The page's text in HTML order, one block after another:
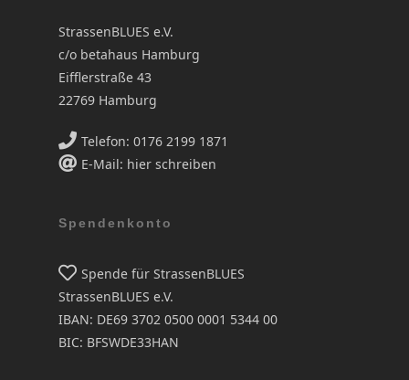
StrassenBLUES e.V.
c/o betahaus Hamburg
Eifflerstraße 43
22769 Hamburg
Telefon: 0176 2199 1871
E-Mail: hier schreiben
Spendenkonto
Spende für StrassenBLUES
StrassenBLUES e.V.
IBAN: DE69 3702 0500 0001 5344 00
BIC: BFSWDE33HAN